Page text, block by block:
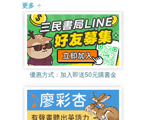
更多
優惠方式： 加入即送50元購書金